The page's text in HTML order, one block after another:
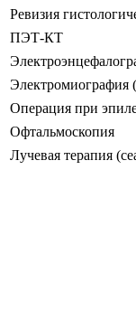
Ревизия
ПЭТ-КТ
Операция при
Офтальмоскопия
Лучевая терапия